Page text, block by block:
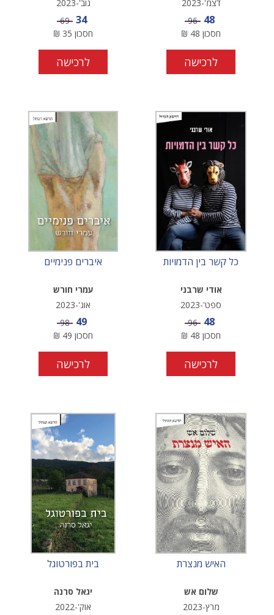
דצמ'-2023
מחיר מבצע
48 מחיר
96
חסכון 48
₪
לרכישה
נוב'-2023
מחיר מבצע
34 מחיר
69
חסכון 35
₪
לרכישה
כל קשר בין הדמויות
אודי שרבני
ספט'-2023
מחיר מבצע
48 מחיר
96
חסכון 48
₪
לרכישה
איברים פנימיים
עמרי חורש
אוג'-2023
מחיר מבצע
49 מחיר
98
חסכון 49
₪
לרכישה
האיש מנצרת
שלום אש
מרץ-2023
בית בפורטוגל
יגאל סרנה
אוק'-2022